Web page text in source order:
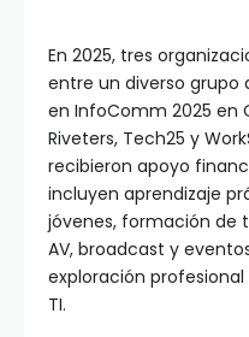
En 2025, tres
entre un diverso grupo
en InfoComm 2025 en
Riveters, Tech25 y
recibieron apoyo
incluyen aprendizaje
jóvenes, formación de
AV, broadcast y
exploración
TI.